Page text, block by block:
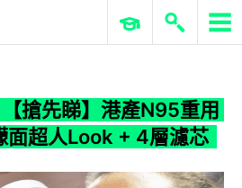
ERP 與商業 AI
搶先睇】港產N95重用
面超人Look + 4層濾芯